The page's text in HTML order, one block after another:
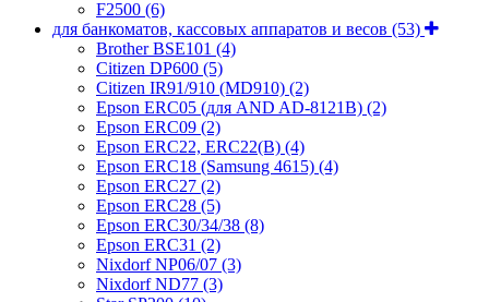
F2500 (6)
для банкоматов, кассовых аппаратов и весов (53)
Brother BSE101 (4)
Citizen DP600 (5)
Citizen IR91/910 (MD910) (2)
Epson ERC05 (для AND AD-8121B) (2)
Epson ERC09 (2)
Epson ERC22, ERC22(B) (4)
Epson ERC18 (Samsung 4615) (4)
Epson ERC27 (2)
Epson ERC28 (5)
Epson ERC30/34/38 (8)
Epson ERC31 (2)
Nixdorf NP06/07 (3)
Nixdorf ND77 (3)